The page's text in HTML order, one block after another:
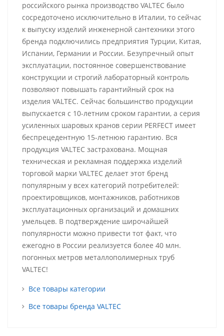
российского рынка производство VALTEC было
сосредоточено исключительно в Италии, то сейчас
к выпуску изделий инженерной сантехники этого
бренда подключились предприятия Турции, Китая,
Испании, Германии и России. Безупречный опыт
эксплуатации, постоянное совершенствование
конструкции и строгий лабораторный контроль
позволяют повышать гарантийный срок на
изделия VALTEC. Сейчас большинство продукции
выпускается с 10-летним сроком гарантии, а серия
усиленных шаровых кранов серии PERFECT имеет
беспрецедентную 15-летнюю гарантию. Вся
продукция VALTEC застрахована. Мощная
техническая и рекламная поддержка изделий
торговой марки VALTEC делает этот бренд
популярным у всех категорий потребителей:
проектировщиков, монтажников, работников
эксплуатационных организаций и домашних
умельцев. В подтверждение широчайшей
популярности можно привести тот факт, что
ежегодно в России реализуется более 40 млн.
погонных метров металлополимерных труб
VALTEC!
Все товары категории
Все товары бренда VALTEC